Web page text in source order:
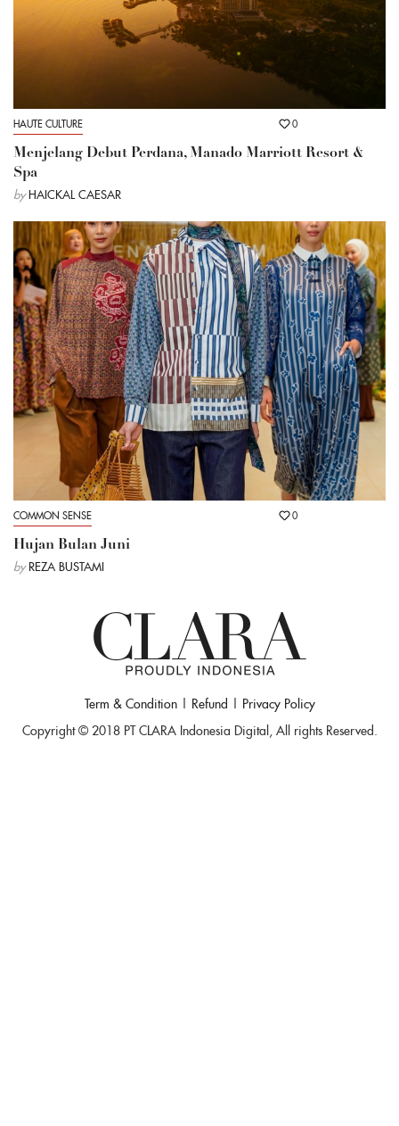
HAUTE CULTURE 0
Menjelang Debut Perdana, Manado Marriott Resort &
Spa
by HAICKAL CAESAR
COMMON SENSE 0
Hujan Bulan Juni
by REZA BUSTAMI
Term & Condition| Refund
Privacy Policy
Copyright © 2018 PT CLARA Indonesia Digital, All rights Reserved.